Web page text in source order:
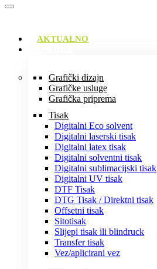
AKTUALNO
Grafički dizajn
Grafičke usluge
Grafička priprema
Tisak
Digitalni Eco solvent
Digitalni laserski tisak
Digitalni latex tisak
Digitalni solventni tisak
Digitalni sublimacijski tisak
Digitalni UV tisak
DTF Tisak
DTG Tisak / Direktni tisak
Offsetni tisak
Sitotisak
Slijepi tisak ili blindruck
Transfer tisak
Vez/aplicirani vez